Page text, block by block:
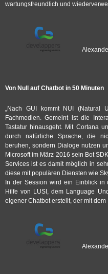
wartungsfreundlich und
Von Null auf Chatbot in 50 Minuten
„Nach GUI kommt NUI (Natural
Fachmedien. Gemeint ist die
Tastatur hinausgeht. Mit Cortana
durch natürliche Sprache, die
beruhen, sondern Dialoge nutzen
Microsoft im März 2016 sein Bot
Services ist es damit möglich in
diese mit populären Diensten wie
In der Session wird ein Einblick
Hilfe von LUSI, dem Language
eigener Chatbot erstellt, der mit